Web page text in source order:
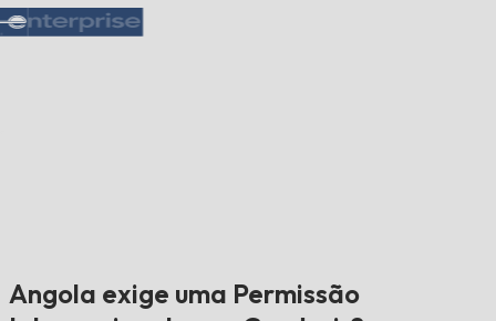
Angola exige uma Permissão